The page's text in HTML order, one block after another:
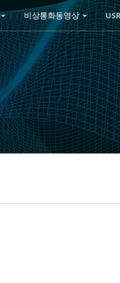
비상통화동영상